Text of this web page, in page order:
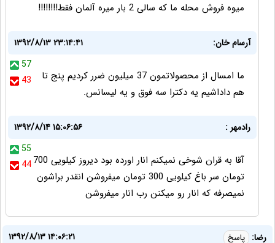
میوه فروش محله ما که سالی 2 بار میره آلمان فقط!!!!!!!!
آرسام خان:
۱۳۹۲/۸/۱۳ ۲۳:۱۴:۴۱
57
43
ما امسال از محصولاتمون 37 میلیون ضرر کردیم پنج تا
هم داداشیم یه دکترا سه فوق و یه لیسانس.
رادمهر :
۱۳۹۲/۸/۱۴ ۱۵:۰۶:۵۶
55
44آقا به قران شوخی نمیکنم انار اورده بود دیروز کیلویی 700
تومان سر باغ کیلویی 300 تومان میفروشن انقدر براشون
نمیصرفه که انار رو میکنن رب انار میفروشن
رضا: پاسخ ۱۳۹۲/۸/۱۳ ۱۴:۰۶:۲۱